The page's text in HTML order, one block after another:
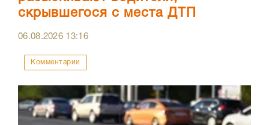
скрывшегося с места ДТП
06.08.2026 13:16
Комментарии